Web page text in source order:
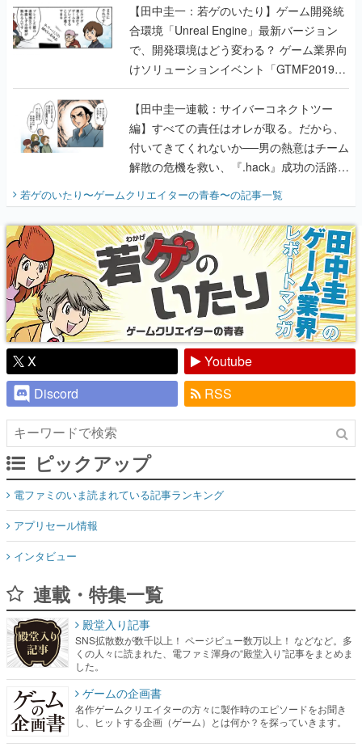
【田中圭一：若ゲのいたり】ゲーム開発統
合環境「Unreal Engine」最新バージョン
で、開発環境はどう変わる？ ゲーム業界向
けソリューションイベント「GTMF2019」
に行って、より理解を深めよう【PR】
【田中圭一連載：サイバーコネクトツー
編】すべての責任はオレが取る。だから、
付いてきてくれないか──男の熱意はチーム
解散の危機を救い、『.hack』成功の活路を
開く。業界の快男児・松山 洋に流れる血は
『少年ジャンプ』色だった【若ゲのいた
り】
若ゲのいたり〜ゲームクリエイターの青春〜の記事一覧
X
Youtube
Discord
RSS
ピックアップ
電ファミのいま読まれている記事ランキング
アプリセール情報
インタビュー
連載・特集一覧
殿堂入り記事
SNS拡散数が数千以上！ ページビュー数万以上！ などなど。多
くの人々に読まれた、電ファミ渾身の“殿堂入り”記事をまとめま
した。
ゲームの企画書
名作ゲームクリエイターの方々に製作時のエピソードをお聞き
し、ヒットする企画（ゲーム）とは何か？を探っていきます。